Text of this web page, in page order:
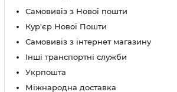
Самовивіз з Нової пошти
Кур'єр Нової Пошти
Самовивіз з інтернет магазину
Інші транспортні служби
Укрпошта
Міжнародна доставка